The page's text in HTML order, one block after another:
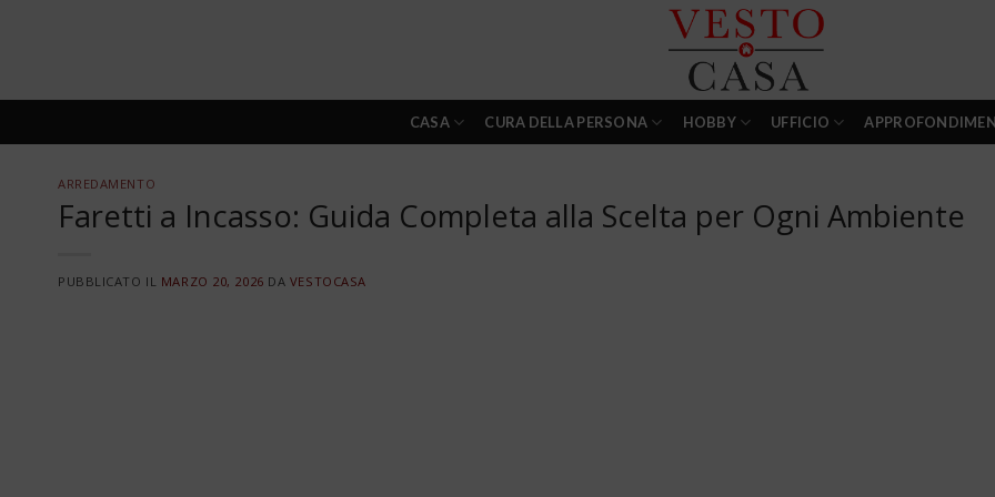
CASA CURA DELLA PERSONA HOBBY UFFICIO
ARREDAMENTO
Faretti a Incasso: Guida Completa alla Scelta per Ogni Ambiente
PUBBLICATO IL MARZO 20, 2026 DA VESTOCASA